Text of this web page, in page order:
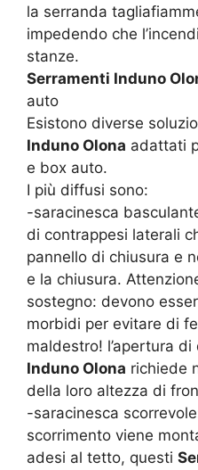
la serranda
impedendo che
stanze.
Serramenti Induno
auto
Esistono diverse
Induno Olona adattati
e box auto.
I più diffusi sono:
-saracinesca
di contrappesi laterali
pannello di chiusura e
e la chiusura.
sostegno: devono
morbidi per evitare di
maldestro! l’apertura di
Induno Olona richiede
della loro altezza di
-saracinesca
scorrimento viene
adesi al tetto, questi